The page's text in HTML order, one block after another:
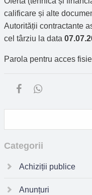
calificare și alte
Autorității contractante
cel târziu la data
Parola pentru acces
Categorii
Achiziții publice
Anunțuri